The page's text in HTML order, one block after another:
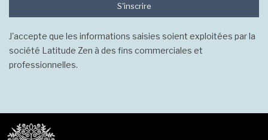
S'inscrire
J'accepte que les informations saisies soient exploitées par la
société Latitude Zen à des fins commerciales et
professionnelles.